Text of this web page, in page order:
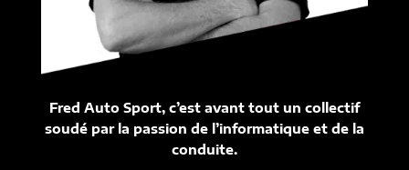
Fred Auto Sport, c’est avant tout un collectif
soudé par la passion de l’informatique et de la
conduite.